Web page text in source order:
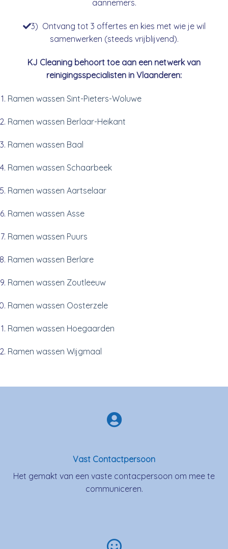
aannemers.
3) Ontvang tot 3 offertes en kies met wie je wil
samenwerken (steeds vrijblijvend).
KJ Cleaning behoort toe aan een netwerk van
reinigingsspecialisten in Vlaanderen:
Ramen wassen Sint-Pieters-Woluwe
Ramen wassen Berlaar-Heikant
Ramen wassen Baal
Ramen wassen Schaarbeek
Ramen wassen Aartselaar
Ramen wassen Asse
Ramen wassen Puurs
Ramen wassen Berlare
Ramen wassen Zoutleeuw
Ramen wassen Oosterzele
Ramen wassen Hoegaarden
Ramen wassen Wijgmaal
Vast Contactpersoon
Het gemakt van een vaste contacpersoon om mee te
communiceren.